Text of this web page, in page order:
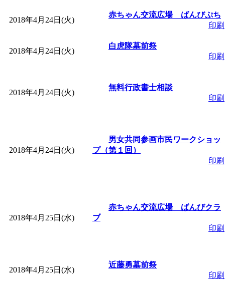
2018年4月24日(火)
赤ちゃん交流広場 ばんびぷち
印刷
2018年4月24日(火)
白虎隊墓前祭
印刷
2018年4月24日(火)
無料行政書士相談
印刷
2018年4月24日(火)
男女共同参画市民ワークショッ
プ（第１回）
印刷
2018年4月25日(水)
赤ちゃん交流広場 ばんびクラ
ブ
印刷
2018年4月25日(水)
近藤勇墓前祭
印刷